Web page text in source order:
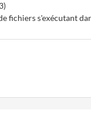
fichiers s'exécutant